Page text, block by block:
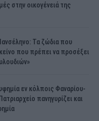
στην οικογένειά της
Τα ζώδια που
που πρέπει να προσέξει
εν κόλποις Φαναρίου-
πανηγυρίζει και